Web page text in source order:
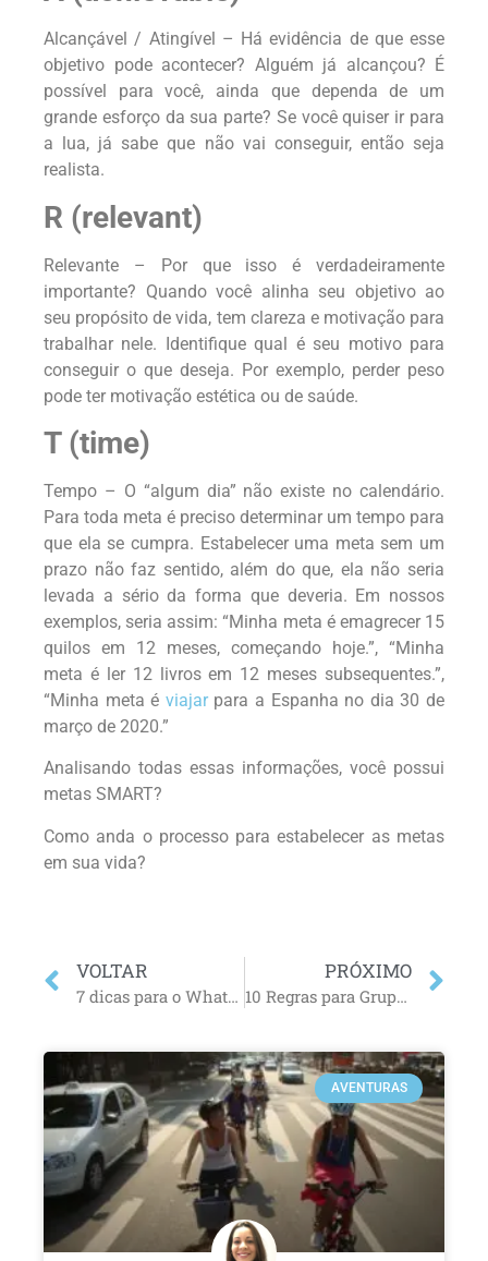
Alcançável / Atingível – Há evidência de que esse
objetivo pode acontecer? Alguém já alcançou? É
possível para você, ainda que dependa de um
grande esforço da sua parte? Se você quiser ir para
a lua, já sabe que não vai conseguir, então seja
realista.
R (relevant)
Relevante – Por que isso é verdadeiramente
importante? Quando você alinha seu objetivo ao
seu propósito de vida, tem clareza e motivação para
trabalhar nele. Identifique qual é seu motivo para
conseguir o que deseja. Por exemplo, perder peso
pode ter motivação estética ou de saúde.
T (time)
Tempo – O “algum dia” não existe no calendário.
Para toda meta é preciso determinar um tempo para
que ela se cumpra. Estabelecer uma meta sem um
prazo não faz sentido, além do que, ela não seria
levada a sério da forma que deveria. Em nossos
exemplos, seria assim: “Minha meta é emagrecer 15
quilos em 12 meses, começando hoje.”, “Minha
meta é ler 12 livros em 12 meses subsequentes.”,
“Minha meta é viajarpara a Espanha no dia 30 de
março de 2020.”
Analisando todas essas informações, você possui
metas SMART?
Como anda o processo para estabelecer as metas
em sua vida?
VOLTAR
7 dicas para o WhatsApp não prejudicar sua produtividade
PRÓXIMO
10 Regras para Grupos de WhatsApp
AVENTURAS